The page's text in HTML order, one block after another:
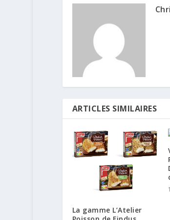
ARTICLES SIMILAIRES
La gamme L’Atelier